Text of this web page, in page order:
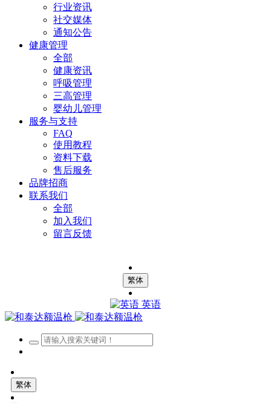
行业资讯
社交媒体
通知公告
健康管理
全部
健康资讯
呼吸管理
三高管理
婴幼儿管理
服务与支持
FAQ
使用教程
资料下载
售后服务
品牌招商
联系我们
全部
加入我们
留言反馈
繁体
英语
繁体